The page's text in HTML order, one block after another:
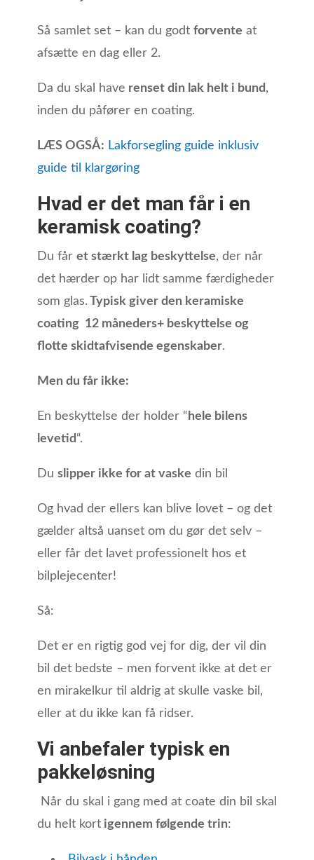
Så samlet set – kan du godt forvente at
afsætte en dag eller 2.
Da du skal have renset din lak helt i bund,
inden du påfører en coating.
LÆS OGSÅ: Lakforsegling guide inklusiv
guide til klargøring
Hvad er det man får i en
keramisk coating?
Du får et stærkt lag beskyttelse, der når
det hærder op har lidt samme færdigheder
som glas. Typisk giver den keramiske
coating 12 måneders+ beskyttelse og
flotte skidtafvisende egenskaber.
Men du får ikke:
En beskyttelse der holder “ hele bilens
levetid“.
Du slipper ikke for at vaske din bil
Og hvad der ellers kan blive lovet – og det
gælder altså uanset om du gør det selv –
eller får det lavet professionelt hos et
bilplejecenter!
Så:
Det er en rigtig god vej for dig, der vil din
bil det bedste – men forvent ikke at det er
en mirakelkur til aldrig at skulle vaske bil,
eller at du ikke kan få ridser.
Vi anbefaler typisk en
pakkeløsning
Når du skal i gang med at coate din bil skal
du helt kortigennem følgende trin: